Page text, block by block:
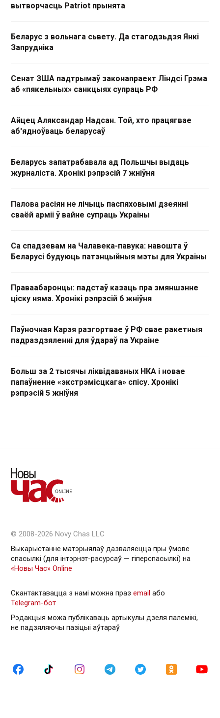
вытворчасць Patriot прынята
Беларус з вольнага сьвету. Да стагодзьдзя Янкі
Запрудніка
Сенат ЗША падтрымаў законапраект Ліндсі Грэма
аб «пякельных» санкцыях супраць РФ
Айцец Аляксандар Надсан. Той, хто працягвае
аб'ядноўваць беларусаў
Беларусь запатрабавала ад Польшчы выдаць
журналіста. Хронікі рэпрэсій 7 жніўня
Палова расіян не лічыць паспяховымі дзеянні
сваёй арміі ў вайне супраць Украіны
Са спадзевам на Чалавека-павука: навошта ў
Беларусі будуюць патэнцыйныя мэты для Украіны
Праваабаронцы: падстаў казаць пра змяншэнне
ціску няма. Хронікі рэпрэсій 6 жніўня
Паўночная Карэя разгортвае ў РФ свае ракетныя
падраздзяленні для ўдараў па Украіне
Больш за 2 тысячы ліквідаваных НКА і новае
папаўненне «экстрэмісцкага» спісу. Хронікі
рэпрэсій 5 жніўня
© 2008-2026 Novy Chas LLC
Выкарыстанне матэрыялаў дазваляецца пры ўмове
спасылкі (для інтэрнэт-рэсурсаў — гiперспасылкi) на
«Новы Час» Online
Скантактавацца з намі можна праз email або
Telegram-бот
Рэдакцыя можа публікаваць артыкулы дзеля палемікі,
не падзяляючы пазіцыі аўтараў